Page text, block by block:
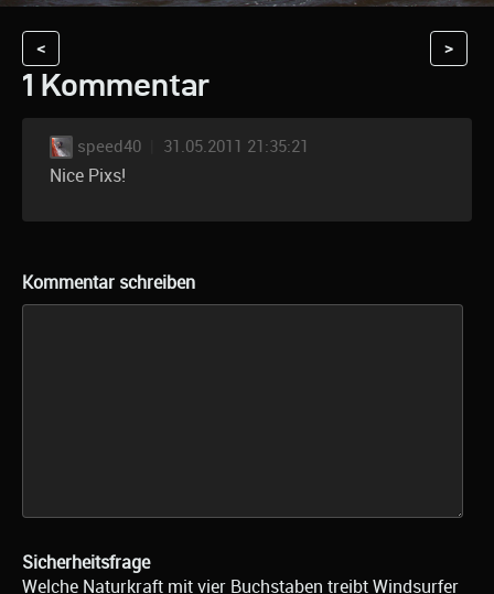
< >
1 Kommentar
speed40 31.05.2011 21:35:21
Nice Pixs!
Kommentar schreiben
Sicherheitsfrage
Welche Naturkraft mit vier Buchstaben treibt Windsurfer